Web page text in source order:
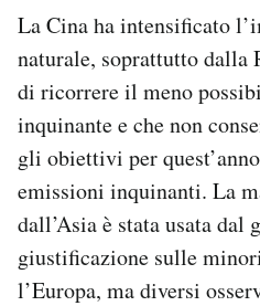
La Cina ha intensificato
naturale, soprattutto dalla
di ricorrere il meno
inquinante e che non
gli obiettivi per
emissioni inquinanti. La
dall’Asia è stata usata dal
giustificazione sulle
l’Europa, ma diversi